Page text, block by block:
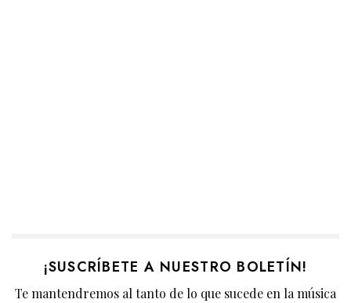
¡SUSCRÍBETE A NUESTRO BOLETÍN!
Te mantendremos al tanto de lo que sucede en la música